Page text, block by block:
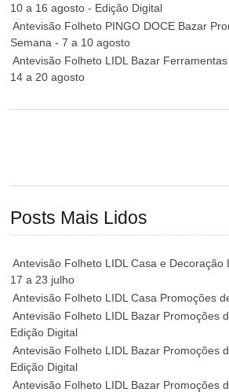
10 a 16 agosto - Edição Digital
Antevisão Folheto PINGO DOCE Bazar
Semana - 7 a 10 agosto
Antevisão Folheto LIDL Bazar
14 a 20 agosto
Posts Mais Lidos
Antevisão Folheto LIDL Casa e Decoração
17 a 23 julho
Antevisão Folheto LIDL Casa Promoções
Antevisão Folheto LIDL Bazar Promoções
Edição Digital
Antevisão Folheto LIDL Bazar Promoções
Edição Digital
Antevisão Folheto LIDL Bazar Promoções